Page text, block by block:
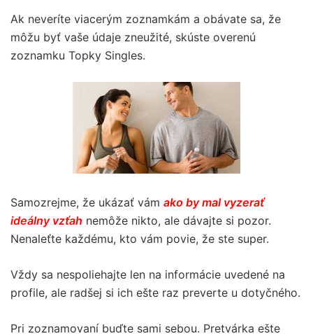
Ak neveríte viacerým zoznamkám a obávate sa, že
môžu byť vaše údaje zneužité, skúste overenú
zoznamku Topky Singles.
Samozrejme, že ukázať vám ako by mal vyzerať
ideálny vzťah nemôže nikto, ale dávajte si pozor.
Nenaleťte každému, kto vám povie, že ste super.
Vždy sa nespoliehajte len na informácie uvedené na
profile, ale radšej si ich ešte raz preverte u dotyčného.
Pri zoznamovaní buďte sami sebou. Pretvárka ešte